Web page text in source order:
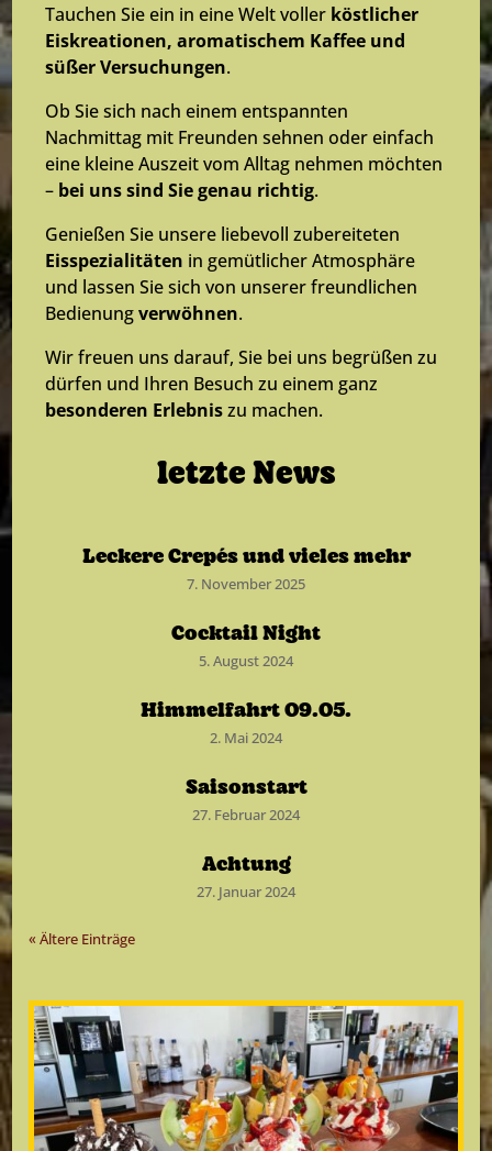
Tauchen Sie ein in eine Welt voller köstlicher
Eiskreationen, aromatischem Kaffee und
süßer Versuchungen.
Ob Sie sich nach einem entspannten
Nachmittag mit Freunden sehnen oder einfach
eine kleine Auszeit vom Alltag nehmen möchten
– bei uns sind Sie genau richtig.
Genießen Sie unsere liebevoll zubereiteten
Eisspezialitäten in gemütlicher Atmosphäre
und lassen Sie sich von unserer freundlichen
Bedienungverwöhnen.
Wir freuen uns darauf, Sie bei uns begrüßen zu
dürfen und Ihren Besuch zu einem ganz
besonderen Erlebniszu machen.
letzte News
Leckere Crepés und vieles mehr
7. November 2025
Cocktail Night
5. August 2024
Himmelfahrt 09.05.
2. Mai 2024
Saisonstart
27. Februar 2024
Achtung
27. Januar 2024
« Ältere Einträge